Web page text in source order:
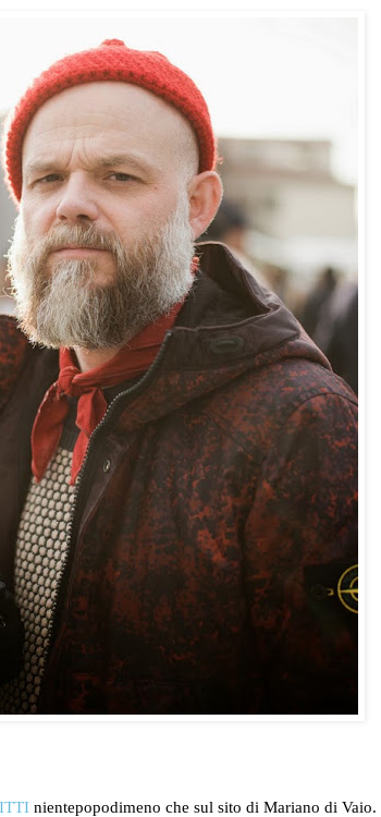
nientepopodimeno che sul sito di Mariano di Vaio.